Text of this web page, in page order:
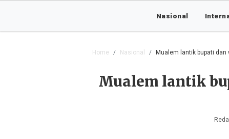
Nasional
Home Nasional Mualem lantik bupati
Mualem lantik